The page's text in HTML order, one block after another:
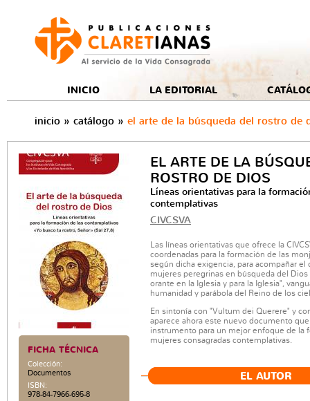
INICIO LA EDITORIAL
inicio » catálogo » el arte de la búsqueda del rostro de
FICHA TÉCNICA
Colección:
Documentos
ISBN:
978-84-7966-695-8
EL ARTE DE LA
ROSTRO DE DIOS
Líneas orientativas para la
contemplativas
CIVCSVA
Las líneas orientativas que ofrece la
coordenadas para la formación de las
según dicha exigencia, para acompañar el
mujeres peregrinas en búsqueda del Dios
orante en la Iglesia y para la Iglesia",
humanidad y parábola del Reino de los
En sintonía con "Vultum dei Querere" y
aparece ahora este nuevo documento
instrumento para un mejor enfoque de la
mujeres consagradas contemplativas.
EL AUTOR